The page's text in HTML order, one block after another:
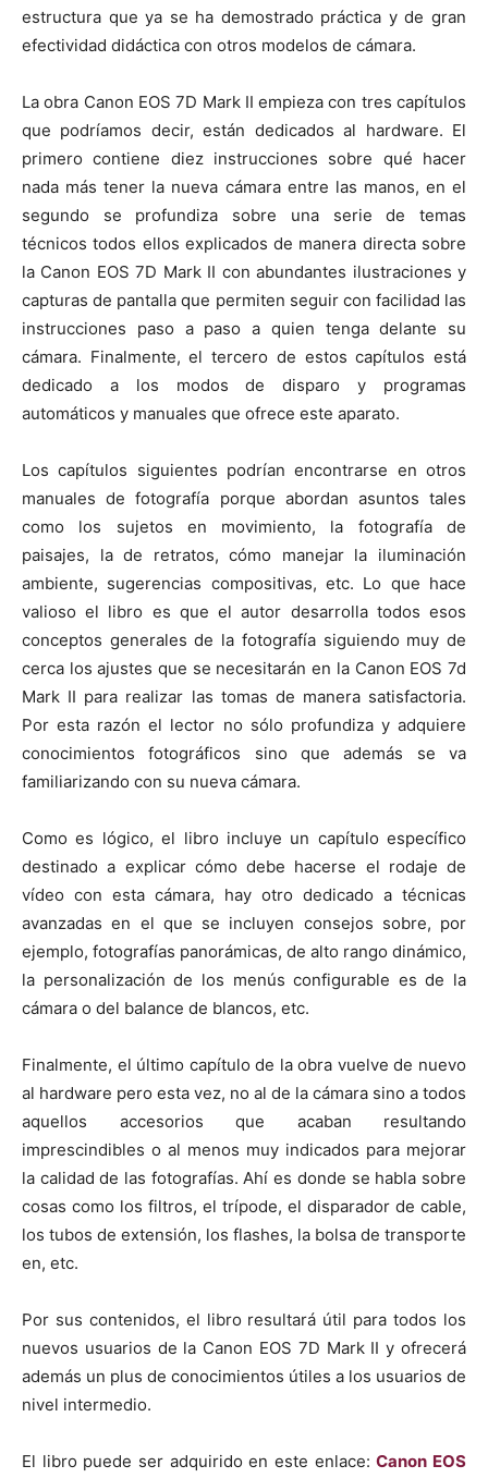
estructura que ya se ha demostrado práctica y de gran
efectividad didáctica con otros modelos de cámara.
La obra Canon EOS 7D Mark II empieza con tres capítulos
que podríamos decir, están dedicados al hardware. El
primero contiene diez instrucciones sobre qué hacer
nada más tener la nueva cámara entre las manos, en el
segundo se profundiza sobre una serie de temas
técnicos todos ellos explicados de manera directa sobre
la Canon EOS 7D Mark II con abundantes ilustraciones y
capturas de pantalla que permiten seguir con facilidad las
instrucciones paso a paso a quien tenga delante su
cámara. Finalmente, el tercero de estos capítulos está
dedicado a los modos de disparo y programas
automáticos y manuales que ofrece este aparato.
Los capítulos siguientes podrían encontrarse en otros
manuales de fotografía porque abordan asuntos tales
como los sujetos en movimiento, la fotografía de
paisajes, la de retratos, cómo manejar la iluminación
ambiente, sugerencias compositivas, etc. Lo que hace
valioso el libro es que el autor desarrolla todos esos
conceptos generales de la fotografía siguiendo muy de
cerca los ajustes que se necesitarán en la Canon EOS 7d
Mark II para realizar las tomas de manera satisfactoria.
Por esta razón el lector no sólo profundiza y adquiere
conocimientos fotográficos sino que además se va
familiarizando con su nueva cámara.
Como es lógico, el libro incluye un capítulo específico
destinado a explicar cómo debe hacerse el rodaje de
vídeo con esta cámara, hay otro dedicado a técnicas
avanzadas en el que se incluyen consejos sobre, por
ejemplo, fotografías panorámicas, de alto rango dinámico,
la personalización de los menús configurable es de la
cámara o del balance de blancos, etc.
Finalmente, el último capítulo de la obra vuelve de nuevo
al hardware pero esta vez, no al de la cámara sino a todos
aquellos accesorios que acaban resultando
imprescindibles o al menos muy indicados para mejorar
la calidad de las fotografías. Ahí es donde se habla sobre
cosas como los filtros, el trípode, el disparador de cable,
los tubos de extensión, los flashes, la bolsa de transporte
en, etc.
Por sus contenidos, el libro resultará útil para todos los
nuevos usuarios de la Canon EOS 7D Mark II y ofrecerá
además un plus de conocimientos útiles a los usuarios de
nivel intermedio.
El libro puede ser adquirido en este enlace:Canon EOS